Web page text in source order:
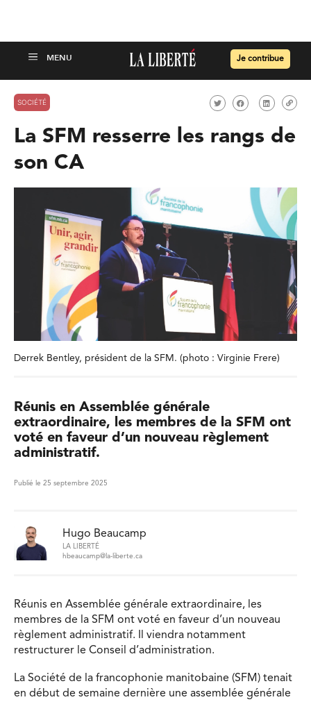
Je contribue
SOCIÉTÉ
La SFM resserre les rangs de
son CA
Derrek Bentley, président de la SFM. (photo : Virginie Frere)
Réunis en Assemblée générale
extraordinaire, les membres de la SFM ont
voté en faveur d’un nouveau règlement
administratif.
Publié le 25 septembre 2025
Hugo Beaucamp
LA LIBERTÉ
hbeaucamp@la-liberte.ca
Réunis en Assemblée générale extraordinaire, les
membres de la SFM ont voté en faveur d’un nouveau
règlement administratif. Il viendra notamment
restructurer le Conseil d’administration.
La Société de la francophonie manitobaine (SFM) tenait
en début de semaine dernière une assemblée générale